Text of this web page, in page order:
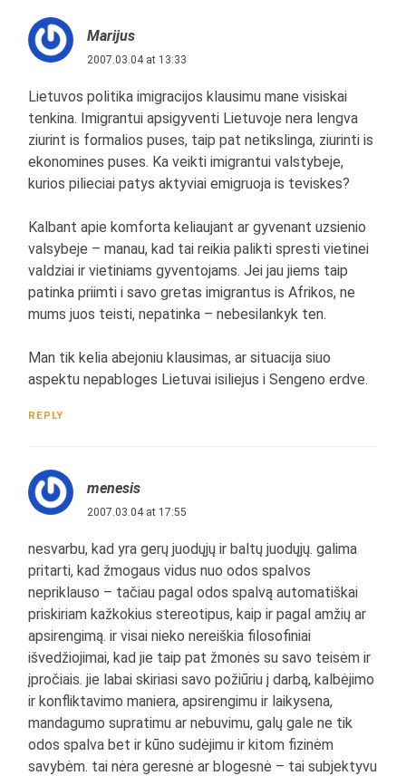
Marijus
2007.03.04 at 13:33
Lietuvos politika imigracijos klausimu mane visiskai
tenkina. Imigrantui apsigyventi Lietuvoje nera lengva
ziurint is formalios puses, taip pat netikslinga, ziurinti is
ekonomines puses. Ka veikti imigrantui valstybeje,
kurios pilieciai patys aktyviai emigruoja is teviskes?
Kalbant apie komforta keliaujant ar gyvenant uzsienio
valsybeje – manau, kad tai reikia palikti spresti vietinei
valdziai ir vietiniams gyventojams. Jei jau jiems taip
patinka priimti i savo gretas imigrantus is Afrikos, ne
mums juos teisti, nepatinka – nebesilankyk ten.
Man tik kelia abejoniu klausimas, ar situacija siuo
aspektu nepabloges Lietuvai isiliejus i Sengeno erdve.
REPLY
menesis
2007.03.04 at 17:55
nesvarbu, kad yra gerų juodųjų ir baltų juodųjų. galima
pritarti, kad žmogaus vidus nuo odos spalvos
nepriklauso – tačiau pagal odos spalvą automatiškai
priskiriam kažkokius stereotipus, kaip ir pagal amžių ar
apsirengimą. ir visai nieko nereiškia filosofiniai
išvedžiojimai, kad jie taip pat žmonės su savo teisėm ir
įpročiais. jie labai skiriasi savo požiūriu į darbą, kalbėjimo
ir konfliktavimo maniera, apsirengimu ir laikysena,
mandagumo supratimu ar nebuvimu, galų gale ne tik
odos spalva bet ir kūno sudėjimu ir kitom fizinėm
savybėm. tai nėra geresnė ar blogesnė – tai subjektyvu